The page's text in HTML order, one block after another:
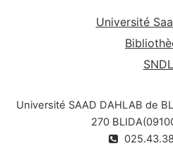
Université
SNDL
Université SAAD DAHLAB de
270